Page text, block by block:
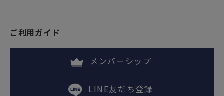
ご利用ガイド
メンバーシップ
LINE友だち登録